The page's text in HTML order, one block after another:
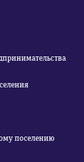
поселению